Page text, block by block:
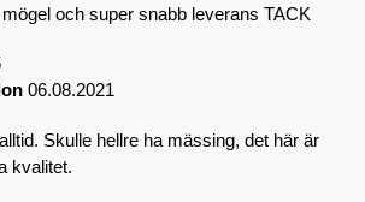
och super snabb leverans TACK
06.08.2021
Skulle hellre ha mässing, det här är
kvalitet.